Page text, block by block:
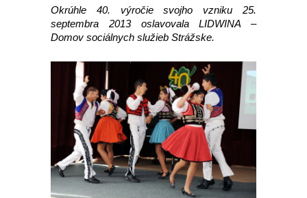
Okrúhle 40. výročie svojho vzniku 25.
septembra 2013 oslavovala LIDWINA –
Domov sociálnych služieb Strážske.